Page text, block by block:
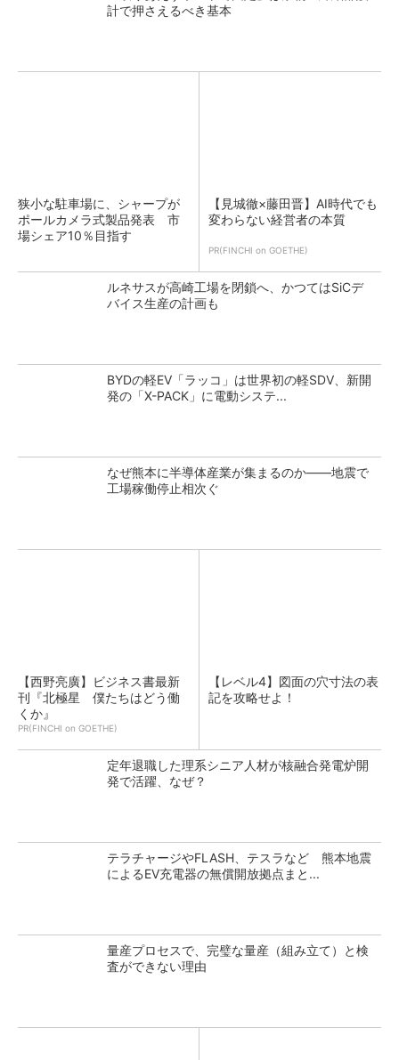
計で押さえるべき基本
狭小な駐車場に、シャープが
ポールカメラ式製品発表 市
場シェア10％目指す
【見城徹×藤田晋】AI時代でも
変わらない経営者の本質
PR(FINCHI on GOETHE)
ルネサスが高崎工場を閉鎖へ、かつてはSiCデ
バイス生産の計画も
BYDの軽EV「ラッコ」は世界初の軽SDV、新開
発の「X-PACK」に電動システ...
なぜ熊本に半導体産業が集まるのか――地震で
工場稼働停止相次ぐ
【西野亮廣】ビジネス書最新
刊『北極星 僕たちはどう働
くか』
PR(FINCHI on GOETHE)
【レベル4】図面の穴寸法の表
記を攻略せよ！
定年退職した理系シニア人材が核融合発電炉開
発で活躍、なぜ？
テラチャージやFLASH、テスラなど 熊本地震
によるEV充電器の無償開放拠点まと...
量産プロセスで、完璧な量産（組み立て）と検
査ができない理由